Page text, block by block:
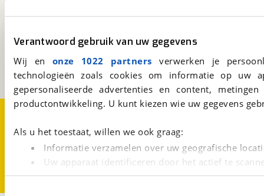
Verantwoord gebruik van uw gegevens
Wij en onze 1022 partners verwerken je
technologieën zoals cookies om informatie op
gepersonaliseerde advertenties en content,
productontwikkeling. U kunt kiezen wie uw gegevens
Als u het toestaat, willen we ook graag:
Informatie verzamelen over uw geografische
Uw apparaat identificeren door het actief te
Lees meer over hoe uw persoonlijke gegevens worden
Kosterijland15
Bunnik
Een initiatief van
BOVAG
Over viaBOVAG.nl
Disclaimer- en Privacyverklaring